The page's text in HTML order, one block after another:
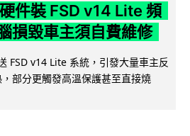
件裝 FSD v14 Lite 頻
損毀車主須自費維修
FSD v14 Lite 系統，引發大量車主反
部分更觸發高溫保護甚至直接燒